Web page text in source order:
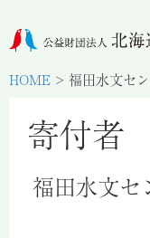
HOME > 福田水文セ
寄付者
福田水文セ